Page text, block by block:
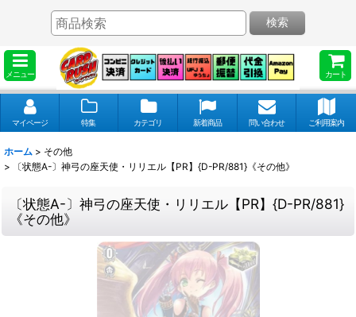
メニュー カート
検索
マイページ 特集 カテゴリ 新着商品 問い合わせ ご利用案内
ホーム > その他
>
〔状態A-〕神弓の座天使・リリエル【PR】{D-PR/881}《その他》
〔状態A-〕神弓の座天使・リリエル【PR】{D-PR/881}
《その他》